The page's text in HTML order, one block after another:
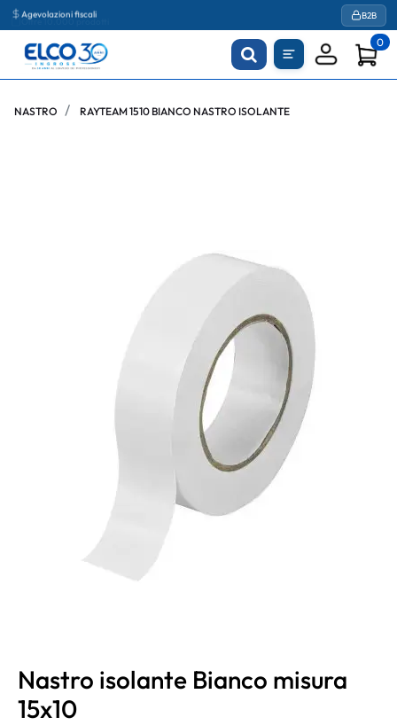
Agevolazioni fiscali B2B
0
NASTRO RAYTEAM 1510 BIANCO NASTRO ISOLANTE
Nastro isolante Bianco misura
15x10